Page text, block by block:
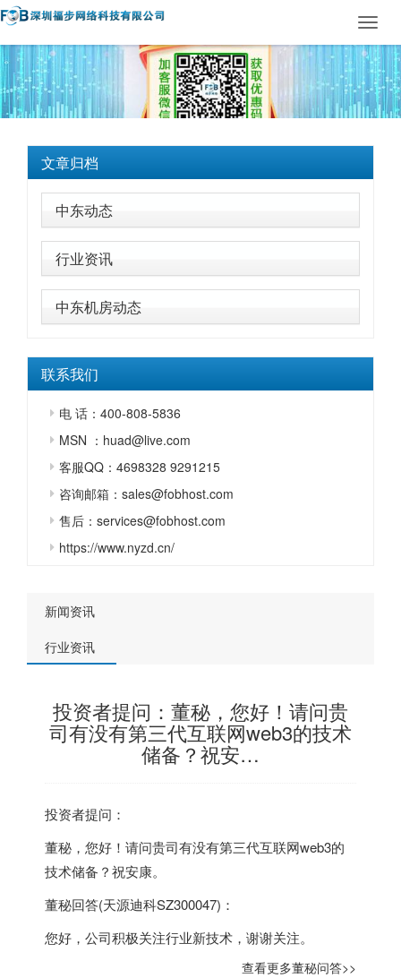
文章归档
中东动态
行业资讯
中东机房动态
联系我们
电 话：400-808-5836
MSN ：huad@live.com
客服QQ：4698328 9291215
咨询邮箱：sales@fobhost.com
售后：services@fobhost.com
https://www.nyzd.cn/
新闻资讯
行业资讯
投资者提问：董秘，您好！请问贵
司有没有第三代互联网web3的技术
储备？祝安…
投资者提问：
董秘，您好！请问贵司有没有第三代互联网web3的
技术储备？祝安康。
董秘回答(天源迪科SZ300047)：
您好，公司积极关注行业新技术，谢谢关注。
查看更多董秘问答>>